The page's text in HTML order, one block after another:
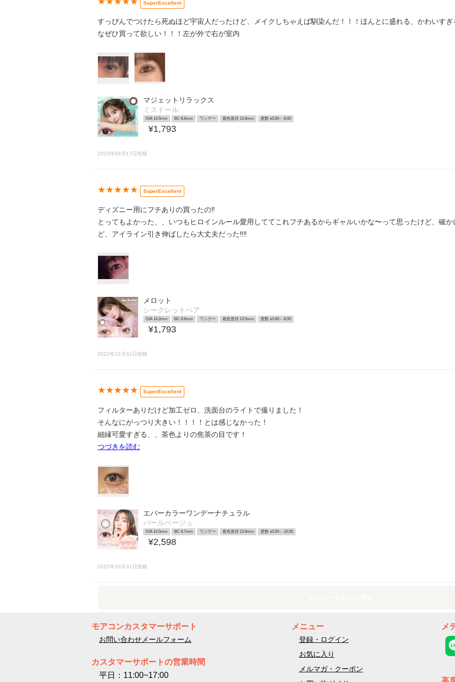
SuperExcellent
すっぴんでつけたら死ぬほど宇宙人だったけど、メイクしちゃえば馴染んだ！！！ほんとに盛れる、かわいす
なぜひ買って欲しい！！！左が外で右が室内
マジェットリラックス
ミスドール
DIA 14.5mm BC 8.6mm ワンデー 着色直径 13.8mm 度数 ±0.00~ -8.00
¥1,793
2023年08月17日投稿
★★★★★ SuperExcellent
ディズニー用にフチありの買ったの‼️
とってもよかった、、いつもヒロインルール愛用しててこれフチあるからギャルいかな〜って思ったけど、確
ど、アイライン引き伸ばしたら大丈夫だった‼️‼️
メロット
シークレットベア
DIA 14.2mm BC 8.6mm ワンデー 着色直径 13.5mm 度数 ±0.00~ -8.00
¥1,793
2022年12月31日投稿
★★★★★ SuperExcellent
フィルターありだけど加工ゼロ、洗面台のライトで撮りました！
そんなにがっつり大きい！！！！とは感じなかった！
細縁可愛すぎる、、茶色よりの焦茶の目です！
つづきを読む
エバーカラーワンデーナチュラル
パールベージュ
DIA 14.5mm BC 8.7mm ワンデー 着色直径 13.8mm 度数 ±0.00~ -10.00
¥2,598
2022年10月31日投稿
モアコンカスタマーサポート
お問い合わせメールフォーム
カスタマーサポートの営業時間
平日：11:00~17:00
メニュー
登録・ログイン
お気に入り
メルマガ・クーポン
メ